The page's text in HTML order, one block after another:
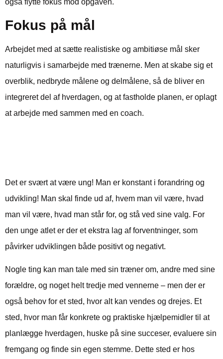
Fokus på mål
Arbejdet med at sætte realistiske og ambitiøse mål sker
naturligvis i samarbejde med trænerne. Men at skabe sig et
overblik, nedbryde målene og delmålene, så de bliver en
integreret del af hverdagen, og at fastholde planen, er oplagt
at arbejde med sammen med en coach.
Det er svært at være ung! Man er konstant i forandring og
udvikling! Man skal finde ud af, hvem man vil være, hvad
man vil være, hvad man står for, og stå ved sine valg. For
den unge atlet er der et ekstra lag af forventninger, som
påvirker udviklingen både positivt og negativt.
Nogle ting kan man tale med sin træner om, andre med sine
forældre, og noget helt tredje med vennerne – men der er
også behov for et sted, hvor alt kan vendes og drejes. Et
sted, hvor man får konkrete og praktiske hjælpemidler til at
planlægge hverdagen, huske på sine succeser, evaluere sin
fremgang og finde sin egen stemme. Dette sted er hos